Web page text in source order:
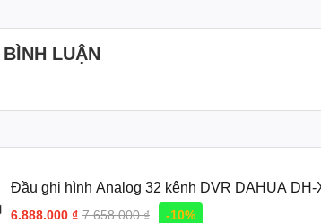
LUẬN
Đầu ghi hình Analog 32 kênh DVR DAHUA
6.888.000 ₫ 7.658.000 ₫
-10%